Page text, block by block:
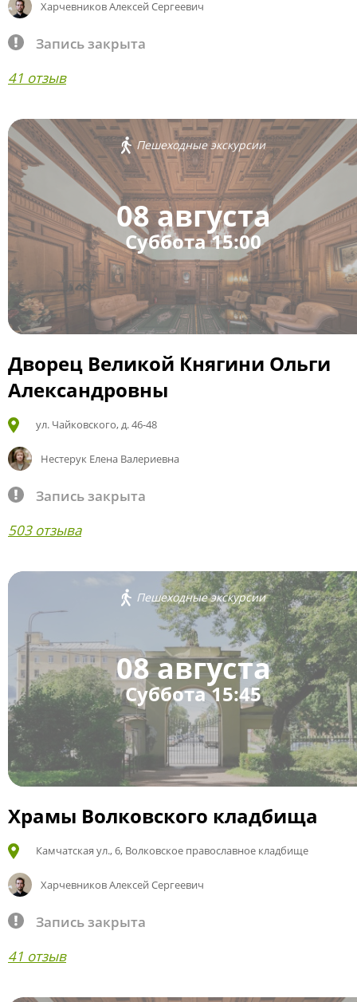
Харчевников Алексей Сергеевич
Запись закрыта
41 отзыв
Пешеходные экскурсии
08 августа
Суббота 15:00
Дворец Великой Княгини Ольги
Александровны
ул. Чайковского, д. 46-48
Нестерук Елена Валериевна
Запись закрыта
503 отзыва
Пешеходные экскурсии
08 августа
Суббота 15:45
Храмы Волковского кладбища
Камчатская ул., 6, Волковское православное кладбище
Харчевников Алексей Сергеевич
Запись закрыта
41 отзыв